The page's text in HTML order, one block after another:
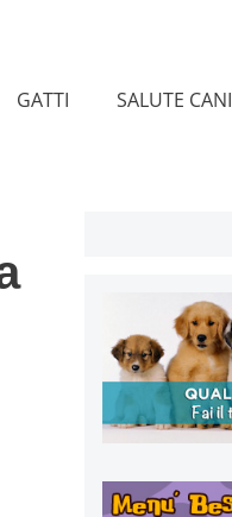
GATTI SALUTE CANI